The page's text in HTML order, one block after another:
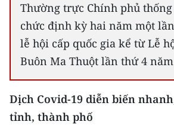
NHÂN DÂN HẰNG THÁNG
MUA BÁO
ENGLISH
Thường trực Chính phủ
chức định kỳ hai năm một
lễ hội cấp quốc gia kể từ Lễ
Buôn Ma Thuột lần thứ 4
Dịch Covid-19 diễn biến
tỉnh, thành phố